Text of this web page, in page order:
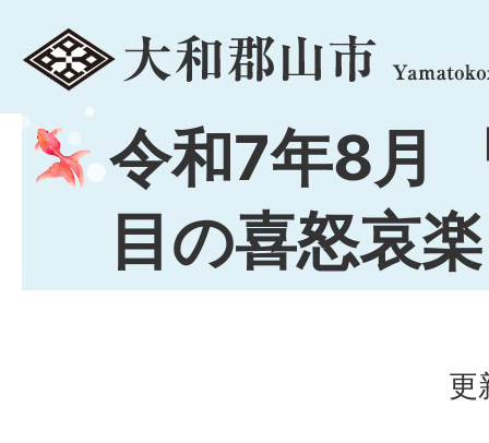
menu
令和7年8月
目の喜怒哀
更